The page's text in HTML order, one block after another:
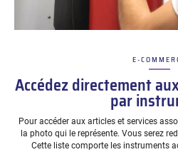
E-
–
Accédez directement
par
Pour accéder aux articles et services
la photo qui le représente. Vous serez
Cette liste comporte les instruments